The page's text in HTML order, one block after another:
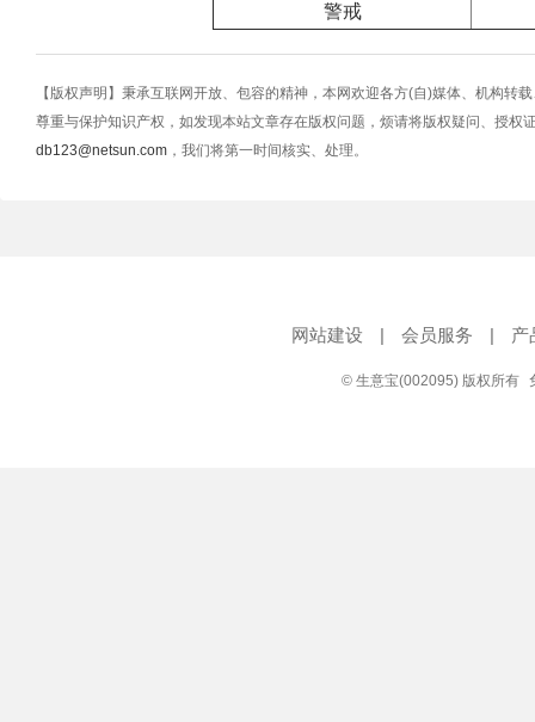
警戒
【版权声明】秉承互联网开放、包容的精神，本网欢迎各方(自)媒体、机构转
尊重与保护知识产权，如发现本站文章存在版权问题，烦请将版权疑问、授权
db123@netsun.com ，我们将第一时间核实、处理。
网站建设 | 会员服务 | 产
© 生意宝(002095) 版权所有